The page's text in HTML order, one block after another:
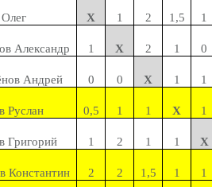
Х 1 2 1,5 1
Александр 1 Х 2 1 0
Андрей 0 0 Х 1 1
Руслан 0,5 1 1 Х 1
Григорий 1 2 1 1 Х
Константин 2 2 1,5 1 1